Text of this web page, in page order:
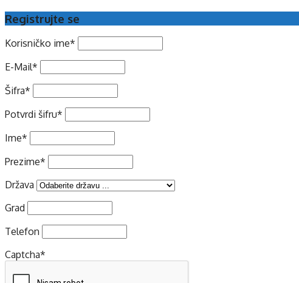
Registrujte se
Korisničko ime*
E-Mail*
Šifra*
Potvrdi šifru*
Ime*
Prezime*
Država
Grad
Telefon
Captcha*